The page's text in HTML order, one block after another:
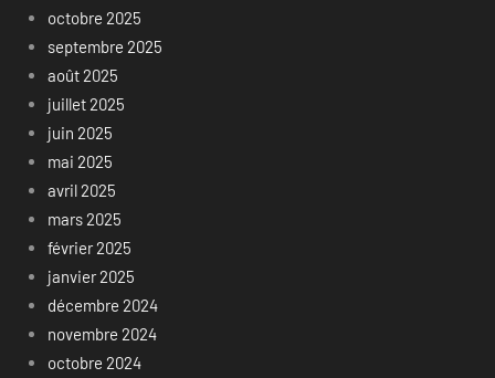
octobre 2025
septembre 2025
août 2025
juillet 2025
juin 2025
mai 2025
avril 2025
mars 2025
février 2025
janvier 2025
décembre 2024
novembre 2024
octobre 2024